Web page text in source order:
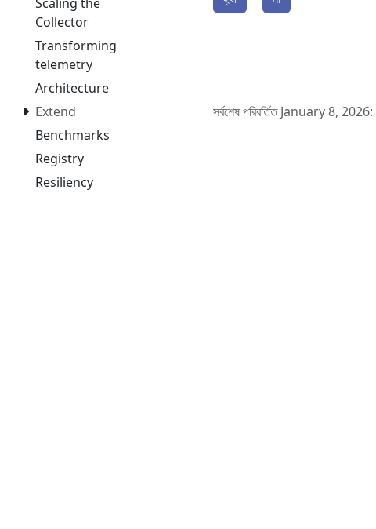
Collector
Transforming
telemetry
Architecture
Extend
Benchmarks
Registry
Resiliency
সর্বশেষ পরিবর্তিত January 8, 2026: